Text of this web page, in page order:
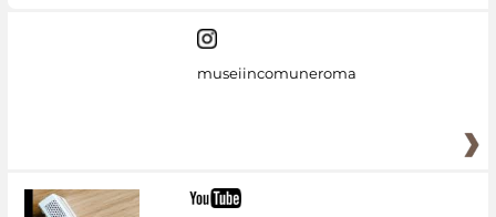
museiincomuneroma